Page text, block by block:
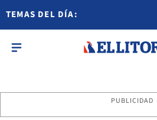
TEMAS DEL DÍA:
PUBLICIDAD